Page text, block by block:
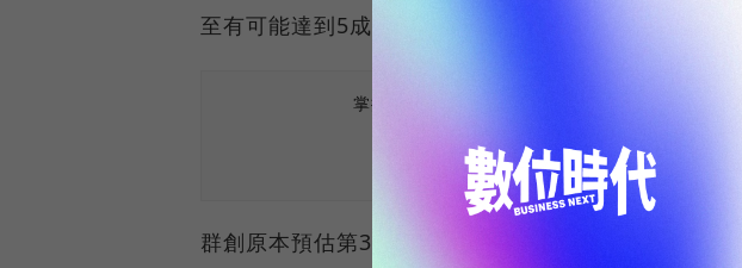
至有可能達到5成，未來將視市場狀況調度生產資源。
掌握最新AI、半導體、數位趨勢！訂閱《數位時
群創原本預估第3季出貨量持平，也下調整成季減11